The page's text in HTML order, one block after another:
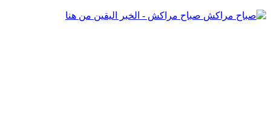
صباح مراكش - الخبر اليقين من هنا